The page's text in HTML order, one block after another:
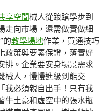
享空間械人從踉蹌學步到
走向市場，還需做實做細
的教學場地作業，買通技巧
政策與要素保證，落實好
排。企業要安身場景需求
械人，慢慢進級到能交
我必須親自出手！只有我
牛土豪和虛空中的張水瓶